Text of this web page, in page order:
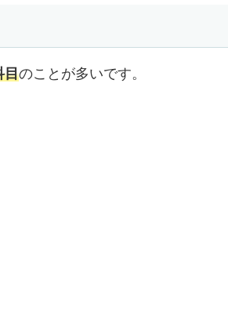
目のことが多いです。